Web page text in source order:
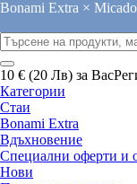
Bonami Extra ×
10 € (20 Лв) за Вас
Категории
Стаи
Bonami Extra
Вдъхновение
Специални оферти и
Нови